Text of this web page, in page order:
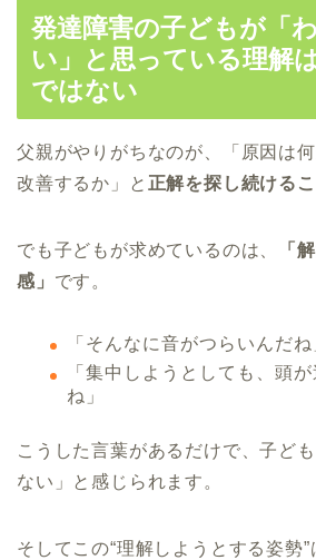
発達障害の子どもが「
い」と思っている理解
ではない
父親がやりがちなのが、「原因は
改善するか」と 正解を探し続ける
でも子どもが求めているのは、
「
感」 です。
「そんなに音がつらいんだね
「集中しようとしても、頭
ね」
こうした言葉があるだけで、子ど
ない」と感じられます。
そしてこの“理解しようとする姿勢”